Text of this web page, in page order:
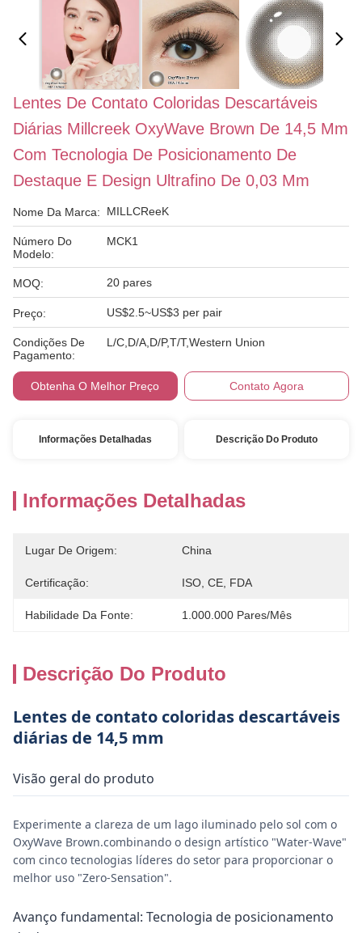
Lentes De Contato Coloridas Descartáveis ​​
Diárias Millcreek OxyWave Brown De 14,5 Mm
Com Tecnologia De Posicionamento De
Destaque E Design Ultrafino De 0,03 Mm
Nome Da Marca: MILLCReeK
Número Do
Modelo:
MCK1
MOQ: 20 pares
Preço: US$2.5~US$3 per pair
Condições De
Pagamento:
L/C,D/A,D/P,T/T,Western Union
Obtenha O Melhor Preço Contato Agora
Informações Detalhadas Descrição Do Produto
Informações Detalhadas
Lugar De Origem: China
Certificação: ISO, CE, FDA
Habilidade Da Fonte: 1.000.000 Pares/mês
Descrição Do Produto
Lentes de contato coloridas descartáveis
diárias de 14,5 mm
Visão geral do produto
Experimente a clareza de um lago iluminado pelo sol com o
OxyWave Brown.combinando o design artístico "Water-Wave"
com cinco tecnologias líderes do setor para proporcionar o
melhor uso "Zero-Sensation".
Avanço fundamental: Tecnologia de posicionamento